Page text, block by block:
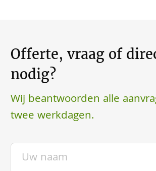
Offerte, vraag of
nodig?
Wij beantwoorden alle
twee werkdagen.